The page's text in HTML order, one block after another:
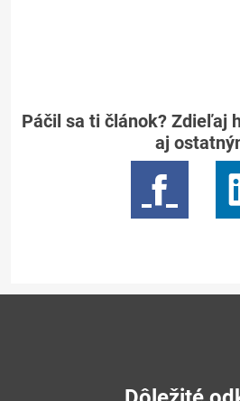
Páčil sa ti článok? Zdieľaj
aj